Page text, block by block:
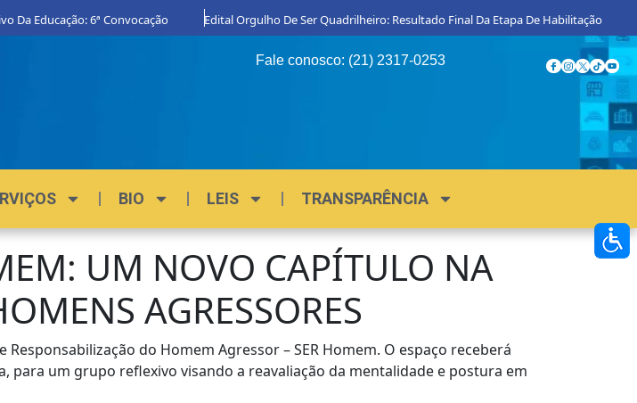
6ª Convocação Edital Orgulho De Ser Quadrilheiro: Resultado Final Da Etapa De Habilitação Procon
Fale conosco: (21) 2317-0253
BIO LEIS TRANSPARÊNCIA
UM NOVO CAPÍTULO NA
AGRESSORES
do Homem Agressor – SER Homem. O espaço receberá
um grupo reflexivo visando a reavaliação da mentalidade e postura em